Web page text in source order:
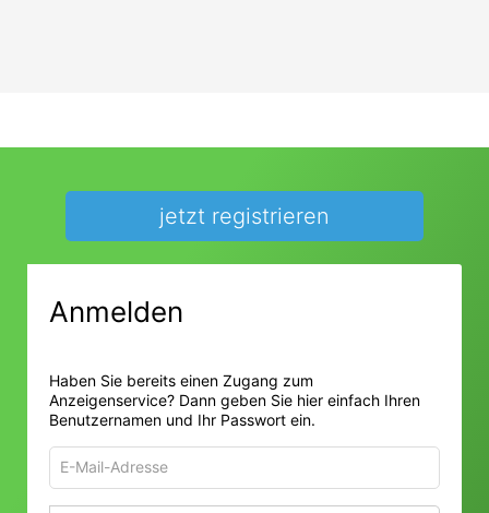
jetzt registrieren
Anmelden
Haben Sie bereits einen Zugang zum
Anzeigenservice? Dann geben Sie hier einfach Ihren
Benutzernamen und Ihr Passwort ein.
Adresse